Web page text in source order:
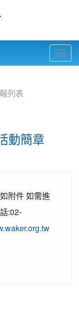
列表
動簡章
附件 如需進
:02-